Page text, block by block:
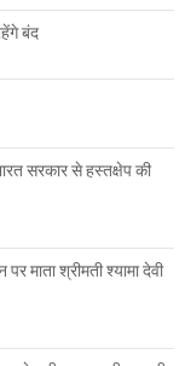
बंद
सरकार से हस्तक्षेप की
माता श्रीमती श्यामा देवी